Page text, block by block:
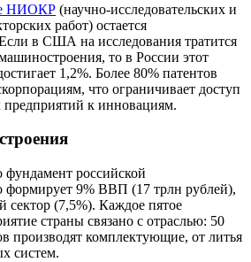
НИОКР (научно-исследовательских и
работ) остается
в США на исследования тратится
то в России этот
1,2%. Более 80% патентов
что ограничивает доступ
к инновациям.
российской
9% ВВП (17 трлн рублей),
сектор (7,5%). Каждое пятое
страны связано с отраслью: 50
производят комплектующие, от литья
систем.